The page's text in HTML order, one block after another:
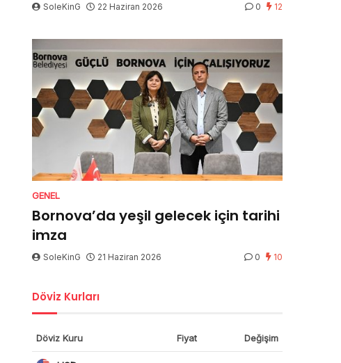
SoleKinG 22 Haziran 2026 0 12
GENEL
Bornova’da yeşil gelecek için tarihi
imza
SoleKinG 21 Haziran 2026 0 10
Döviz Kurları
Döviz Kuru Fiyat Değişim